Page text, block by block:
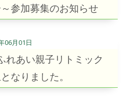
参加募集のお知らせ
06月01日
れあい親子リトミック
なりました。